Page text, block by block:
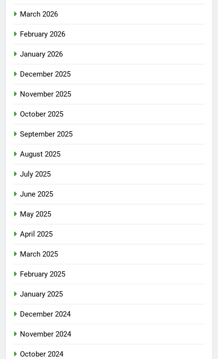
March 2026
February 2026
January 2026
December 2025
November 2025
October 2025
September 2025
August 2025
July 2025
June 2025
May 2025
April 2025
March 2025
February 2025
January 2025
December 2024
November 2024
October 2024